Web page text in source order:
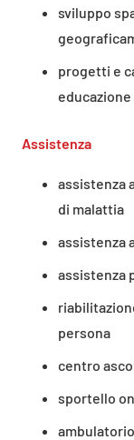
sviluppo
progetti e
Assistenza
assistenza
di malattia
assistenza
assistenza
persona
centro
sportello